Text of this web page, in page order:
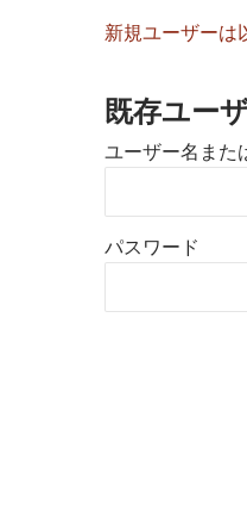
新規ユーザーは
既存ユー
ユーザー名また
パスワード